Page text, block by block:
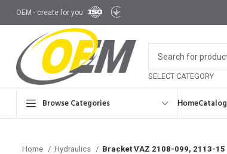
OEM - create for you
SELECT CATEGORY
Browse Categories НоmeCatalog
Home Hydraulics Bracket VAZ 2108-099, 2113-15